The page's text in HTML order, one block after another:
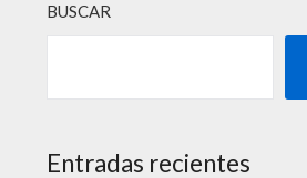
BUSCAR
Entradas recientes